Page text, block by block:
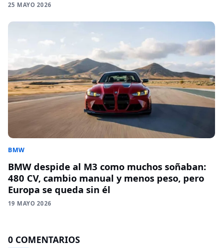
25 MAYO 2026
BMW
BMW despide al M3 como muchos soñaban:
480 CV, cambio manual y menos peso, pero
Europa se queda sin él
19 MAYO 2026
0 COMENTARIOS